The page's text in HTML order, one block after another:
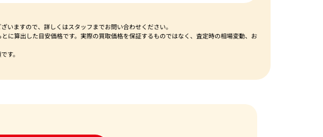
いますので、詳しくはスタッフまでお問い合わせください。
に算出した目安価格です。実際の買取価格を保証するものではなく、査定時の相場変動、お
す。